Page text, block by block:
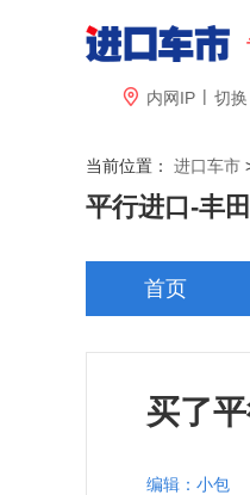
 内网IP | 切换
当前位置： 进口车市
平行进口-丰
首页
买了
编辑：小包